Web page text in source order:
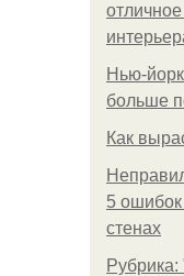
Нью-
больше
Как
5
стенах